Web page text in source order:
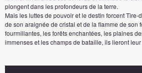
plongent dans les profondeurs de la terre.
Mais les luttes de pouvoir et le destin forcent Tire-
de son araignée de cristal et de la flamme de son
fourmillantes, les forêts enchantées, les plaines
immenses et les champs de bataille, ils lieront